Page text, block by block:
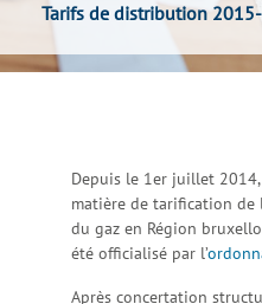
Tarifs de distribution
Depuis le 1er juillet 2014,
matière de tarification
du gaz en Région
été officialisé par l’
Après concertation